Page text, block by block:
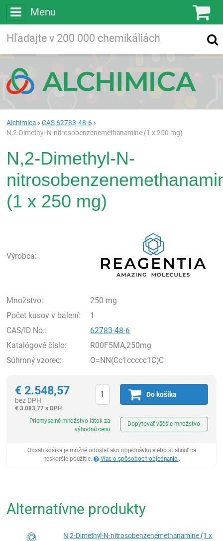
Menu
Vyhľadávanie
Alchimica
CAS 62783-48-6
N,2-Dimethyl-N-nitrosobenzenemethanamine (1 x 250 mg)
N,2-Dimethyl-N-
(1 x 250 mg)
Výrobca:
Množstvo:
250 mg
Počet kusov v balení:
1
CAS/ID No.:
62783-48-6
Katalógové číslo:
R00F5MA,250mg
Súhrnný vzorec:
O=NN(Cc1ccccc1C)C
€ 2.548,57
bez DPH
€ 3.083,77 s DPH
Do košíka
Priemyselné množstvo látok za
výhodnú cenu
Dopytovať väčšie množstvo
Obsah košíka je možné odoslať ako objednávku alebo stiahnuť na
neskoršie použitie.
Viac o spôsoboch objednanie .
Alternatívne produkty
N,2-Dimethyl-N-nitrosobenzenemethanamine (1 x